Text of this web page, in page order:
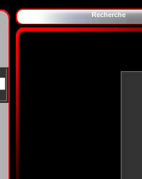
Recherche